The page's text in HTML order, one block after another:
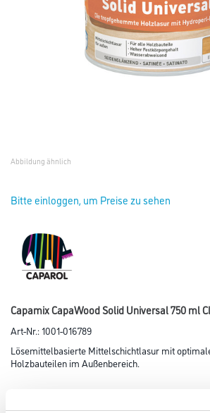
Abbildung ähnlich
Bitte einloggen, um Preise zu sehen
Capamix CapaWood Solid Universal 750 ml
Art-Nr.:1001-016789
Lösemittelbasierte Mittelschichtlasur mit
Holzbauteilen im Außenbereich.